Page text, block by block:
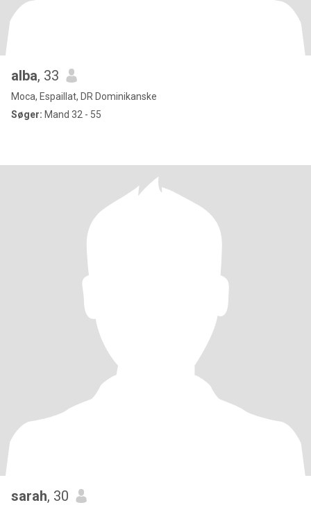
alba, 33
Moca, Espaillat, DR Dominikanske
Søger: Mand 32 - 55
sarah, 30